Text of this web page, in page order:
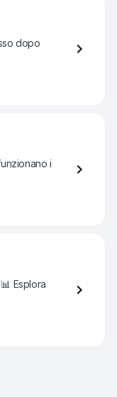
dopo
i
Esplora